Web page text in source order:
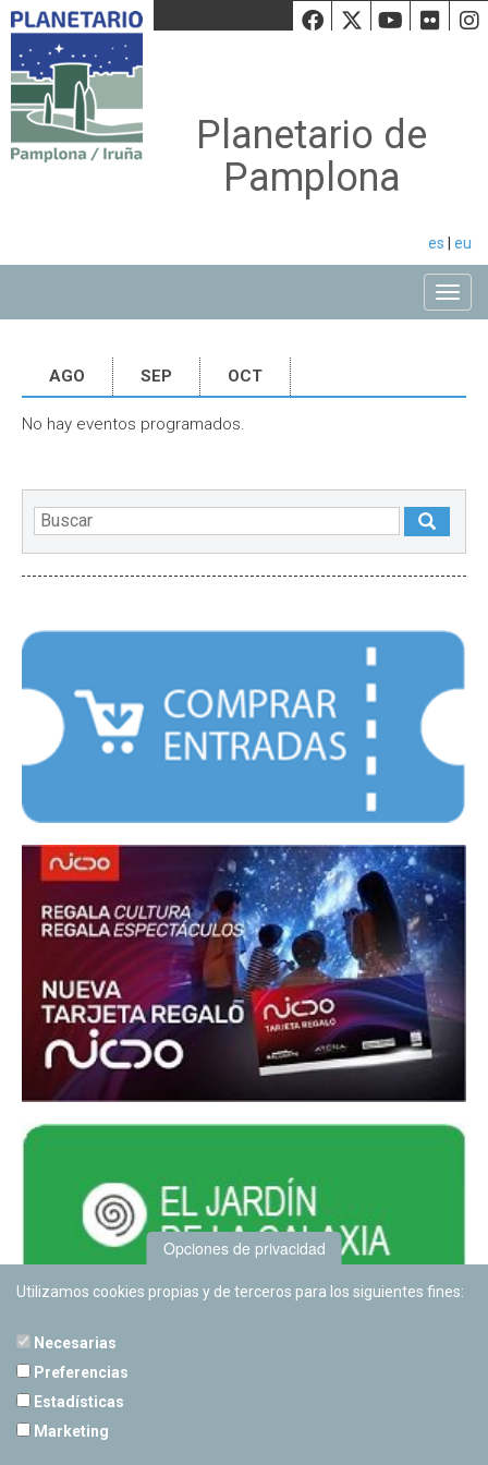
Facebook
Twiiter
Planetario de
Pamplona
es eu
AGO SEP OCT
No hay eventos programados.
Opciones de privacidad
Utilizamos cookies propias y de terceros para los siguientes fines:
Necesarias
Preferencias
Estadísticas
Marketing